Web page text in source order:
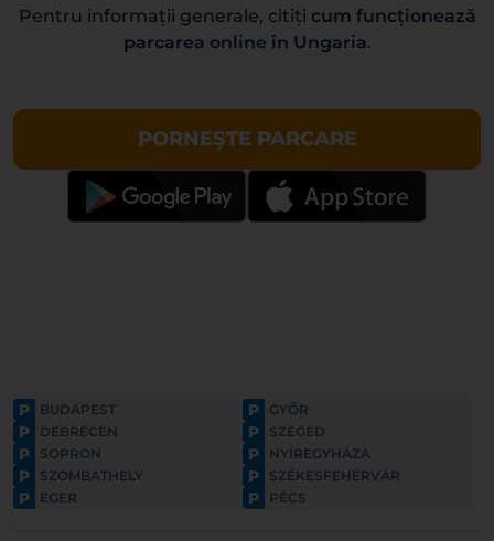
Pentru informații generale, citiți cum funcționează
parcarea online în Ungaria.
PORNEȘTE PARCARE
P BUDAPEST P GYŐR
P DEBRECEN P SZEGED
P SOPRON P NYÍREGYHÁZA
P SZOMBATHELY P SZÉKESFEHÉRVÁR
P EGER P PÉCS